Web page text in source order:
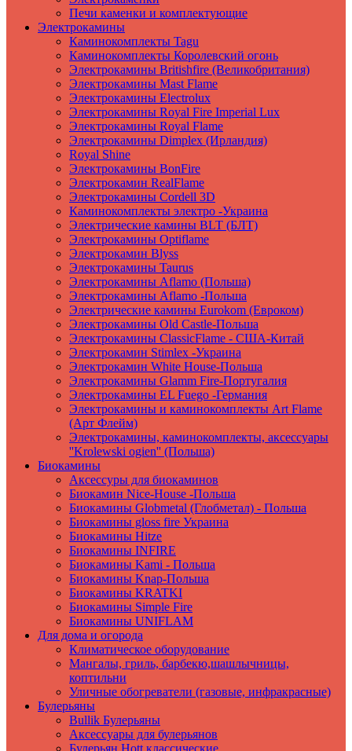
Печи каменки и комплектующие
Электрокамины
Каминокомплекты Tagu
Каминокомплекты Королевский огонь
Электрокамины Britishfire (Великобритания)
Электрокамины Mast Flame
Электрокамины Electrolux
Электрокамины Royal Fire Imperial Lux
Электрокамины Royal Flame
Электрокамины Dimplex (Ирландия)
Royal Shine
Электрокамины BonFire
Электрокамин RealFlame
Электрокамины Cordell 3D
Каминокомплекты электро -Украина
Электрические камины BLT (БЛТ)
Электрокамины Optiflame
Электрокамин Blyss
Электрокамины Taurus
Электрокамины Aflamo (Польша)
Электрокамины Aflamo -Польша
Электрические камины Eurokom (Евроком)
Электрокамины Old Castle-Польша
Электрокамины ClassicFlame - США-Китай
Электрокамин Stimlex -Украина
Электрокамин White House-Польша
Электрокамины Glamm Fire-Португалия
Электрокамины EL Fuego -Германия
Электрокамины и каминокомплекты Art Flame
(Арт Флейм)
Электрокамины, каминокомплекты, аксессуары
''Krolewski ogien'' (Польша)
Биокамины
Аксессуры для биокаминов
Биокамин Nice-House -Польша
Биокамины Globmetal (Глобметал) - Польша
Биокамины gloss fire Украина
Биокамины Hitze
Биокамины INFIRE
Биокамины Kami - Польша
Биокамины Knap-Польша
Биокамины KRATKI
Биокамины Simple Fire
Биокамины UNIFLAM
Для дома и огорода
Климатическое оборудование
Мангалы, гриль, барбекю,шашлычницы,
коптильни
Уличные обогреватели (газовые, инфракрасные)
Булерьяны
Bullik Булерьяны
Аксеcсуары для булерьянов
Булерьян Hott классические